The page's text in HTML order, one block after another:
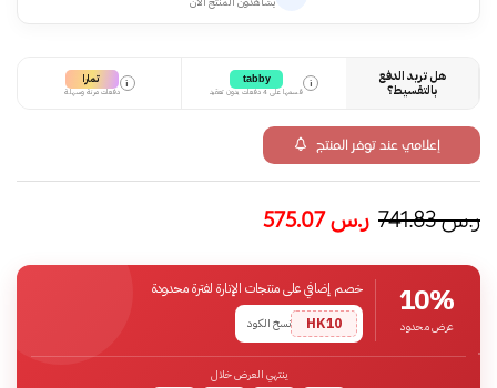
هل تريد الدفع
بالتقسيط؟
i
tabby
قسمها على 4 دفعات بدون تعقيد
i تمارا
دفعات مرنة وسهلة
إعلامي عند توفر المنتج
ر.س741.83 ر.س575.07
10%
عرض محدود
خصم إضافي على منتجات الإنارة لفترة محدودة
HK10
نسخ الكود
ينتهي العرض خلال